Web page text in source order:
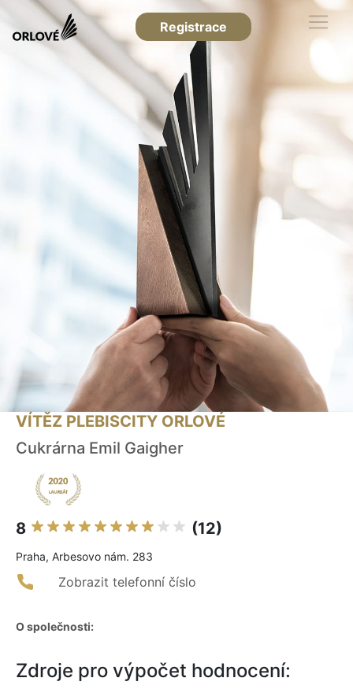
Registrace
VÍTĚZ PLEBISCITY ORLOVÉ
Cukrárna Emil Gaigher
8 (12)
Praha, Arbesovo nám. 283
Zobrazit telefonní číslo
O společnosti:
Zdroje pro výpočet hodnocení: